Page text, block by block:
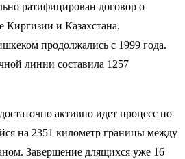
ратифицирован договор о
Киргизии и Казахстана.
продолжались с 1999 года.
линии составила 1257
активно идет процесс по
на 2351 километр границы между
Завершение длящихся уже 16